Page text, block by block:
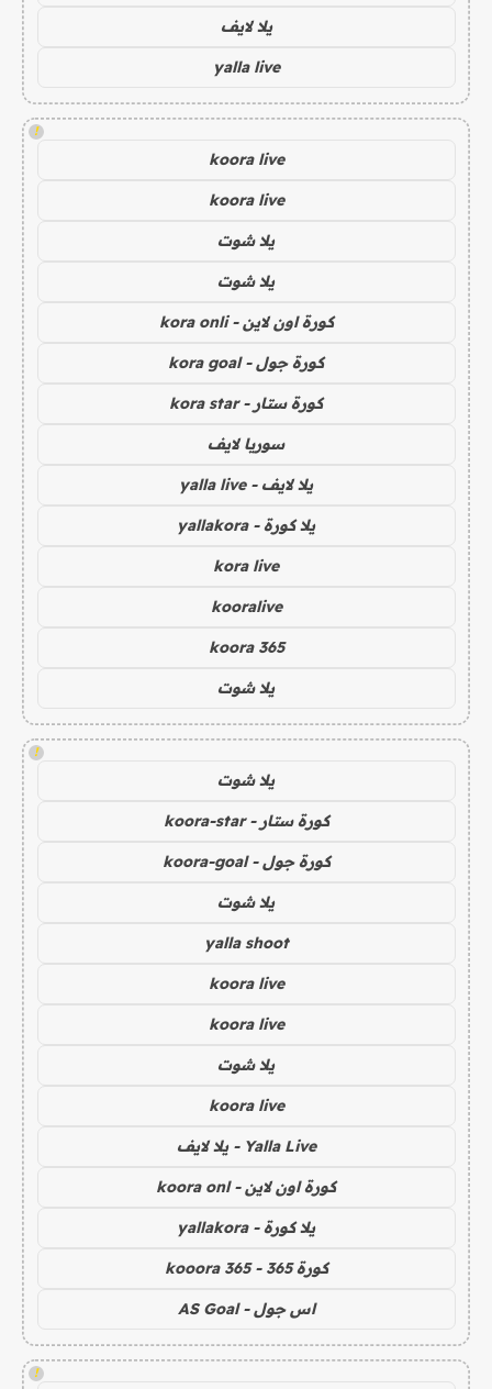
يلا لايف
yalla live
!
koora live
koora live
يلا شوت
يلا شوت
كورة اون لاين - kora onli
كورة جول - kora goal
كورة ستار - kora star
سوريا لايف
يلا لايف - yalla live
يلا كورة - yallakora
kora live
kooralive
koora 365
يلا شوت
!
يلا شوت
كورة ستار - koora-star
كورة جول - koora-goal
يلا شوت
yalla shoot
koora live
koora live
يلا شوت
koora live
Yalla Live - يلا لايف
كورة اون لاين - koora onl
يلا كورة - yallakora
كورة 365 - kooora 365
اس جول - AS Goal
!